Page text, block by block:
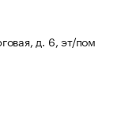
д. 6, эт/пом